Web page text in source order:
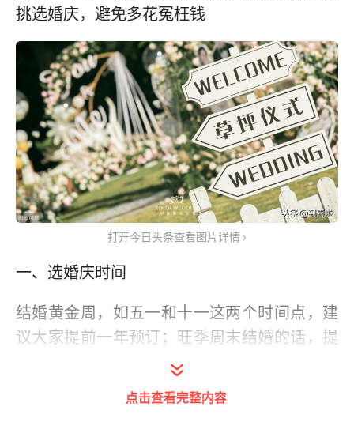
挑选婚庆，避免多花冤枉钱
打开今日头条查看图片详情
一、选婚庆时间
结婚黄金周，如五一和十一这两个时间点，建
议大家提前一年预订；旺季周末结婚的话，提
前半年预订；淡季结婚一般提前3-4个月就可
点击查看完整内容